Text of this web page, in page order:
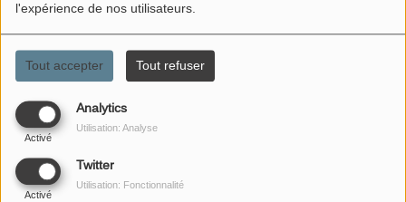
l'expérience de nos utilisateurs.
Tout accepter Tout refuser
Analytics
Activé
Utilisation: Analyse
Twitter
Activé
Utilisation: Fonctionnalité